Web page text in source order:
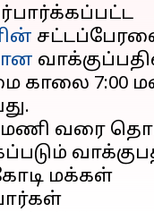
காலை 7:00
மணி வரை
கோடி மக்கள்